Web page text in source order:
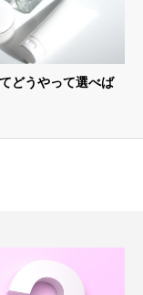
どうやって選べば